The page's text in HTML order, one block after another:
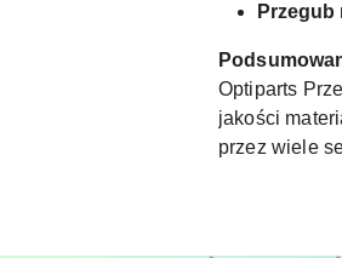
Przegub
Optiparts
jakości
przez wiele